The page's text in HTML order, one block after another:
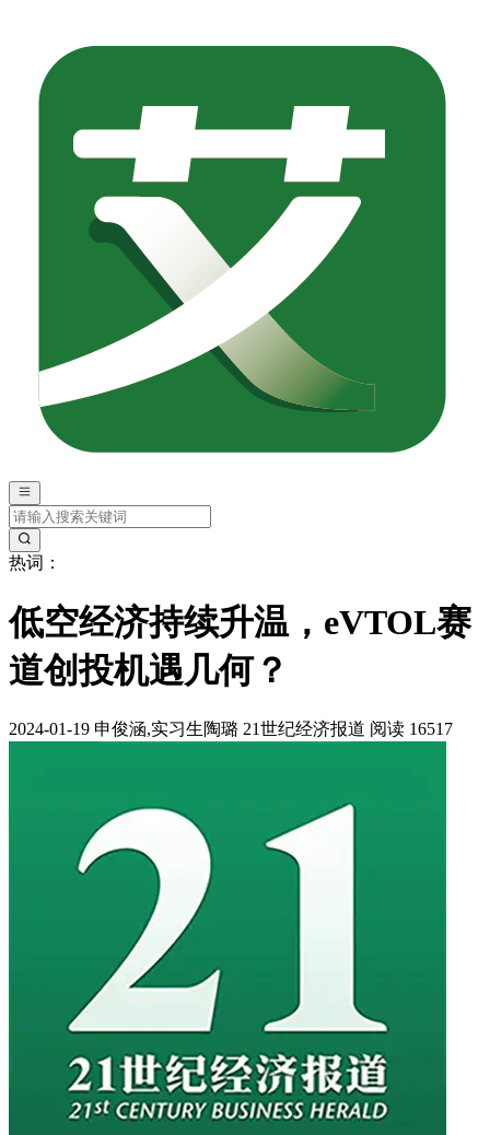
热词：
低空经济持续升温，eVTOL赛
道创投机遇几何？
2024-01-19 申俊涵,实习生陶璐 21世纪经济报道 阅读 16517